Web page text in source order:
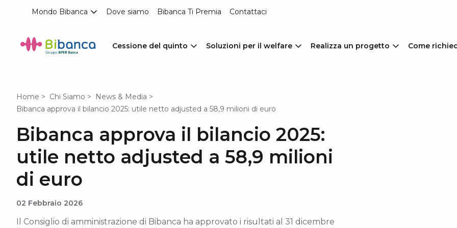
Mondo Bibanca Dove siamo Bibanca Ti Premia Contattaci
Cessione del quinto Soluzioni per il welfare Realizza un progetto Come
Home Chi Siamo
News & Media
Bibanca approva il bilancio 2025: utile netto adjusted a 58,9 milioni di euro
Bibanca approva il bilancio 2025:
utile netto adjusted a 58,9 milioni
di euro
02 Febbraio 2026
Il Consiglio di amministrazione di Bibanca ha approvato i risultati al 31 dicembre